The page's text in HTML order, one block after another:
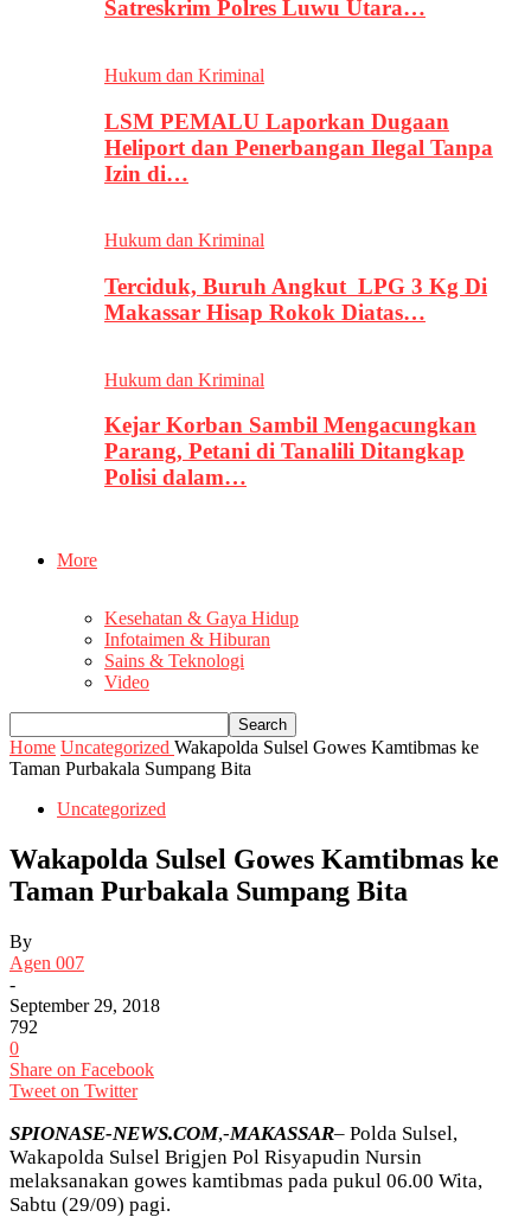
Satreskrim Polres Luwu Utara…
Hukum dan Kriminal
LSM PEMALU Laporkan Dugaan
Heliport dan Penerbangan Ilegal Tanpa
Izin di…
Hukum dan Kriminal
Terciduk, Buruh Angkut LPG 3 Kg Di
Makassar Hisap Rokok Diatas…
Hukum dan Kriminal
Kejar Korban Sambil Mengacungkan
Parang, Petani di Tanalili Ditangkap
Polisi dalam…
More
Kesehatan & Gaya Hidup
Infotaimen & Hiburan
Sains & Teknologi
Video
Home Uncategorized Wakapolda Sulsel Gowes Kamtibmas ke
Taman Purbakala Sumpang Bita
Uncategorized
Wakapolda Sulsel Gowes Kamtibmas ke
Taman Purbakala Sumpang Bita
By
Agen 007
-
September 29, 2018
792
0
Share on Facebook
Tweet on Twitter
SPIONASE-NEWS.COM,-MAKASSAR– Polda Sulsel,
Wakapolda Sulsel Brigjen Pol Risyapudin Nursin
melaksanakan gowes kamtibmas pada pukul 06.00 Wita,
Sabtu (29/09) pagi.